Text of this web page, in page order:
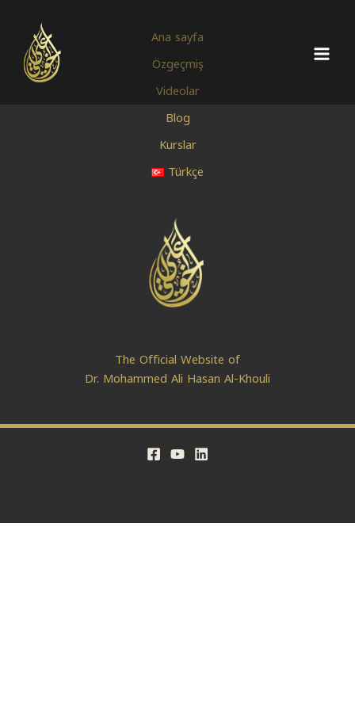
Ana sayfa
Özgeçmiş
Videolar
Blog
Kurslar
Türkçe
The Official Website of
Dr. Mohammed Ali Hasan Al-Khouli